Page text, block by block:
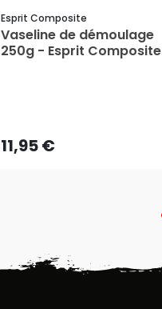
Esprit Composite
Vaseline de démoulage
250g - Esprit Composite
11,95 €AJOUTER AU PANIER